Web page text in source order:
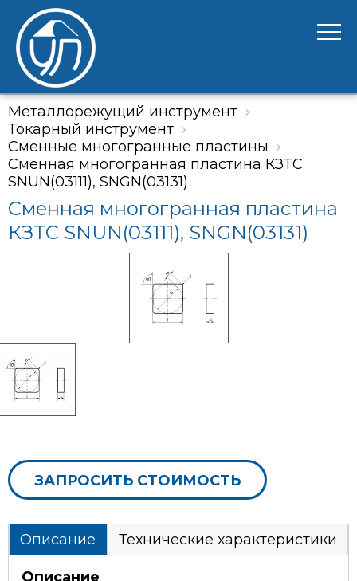
Металлорежущий инструмент
Токарный инструмент
Сменные многогранные пластины
Сменная многогранная пластина КЗТС
SNUN(03111), SNGN(03131)
Сменная многогранная пластина
КЗТС SNUN(03111), SNGN(03131)
ЗАПРОСИТЬ СТОИМОСТЬ
Описание Технические характеристики
Описание